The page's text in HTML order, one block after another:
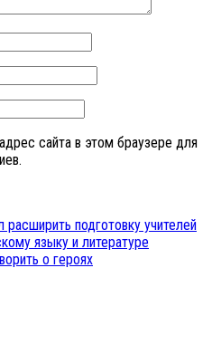
сайта в этом браузере для
расширить подготовку учителей
языку и литературе
о героях